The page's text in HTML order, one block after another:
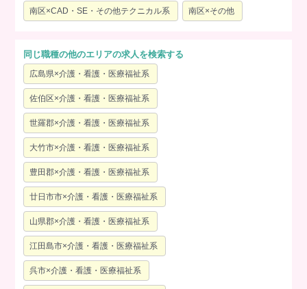
南区×CAD・SE・その他テクニカル系 南区×その他
同じ職種の他のエリアの求人を検索する
広島県×介護・看護・医療福祉系
佐伯区×介護・看護・医療福祉系
世羅郡×介護・看護・医療福祉系
大竹市×介護・看護・医療福祉系
豊田郡×介護・看護・医療福祉系
廿日市市×介護・看護・医療福祉系
山県郡×介護・看護・医療福祉系
江田島市×介護・看護・医療福祉系
呉市×介護・看護・医療福祉系